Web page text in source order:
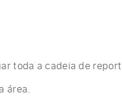
toda a cadeia de
área.